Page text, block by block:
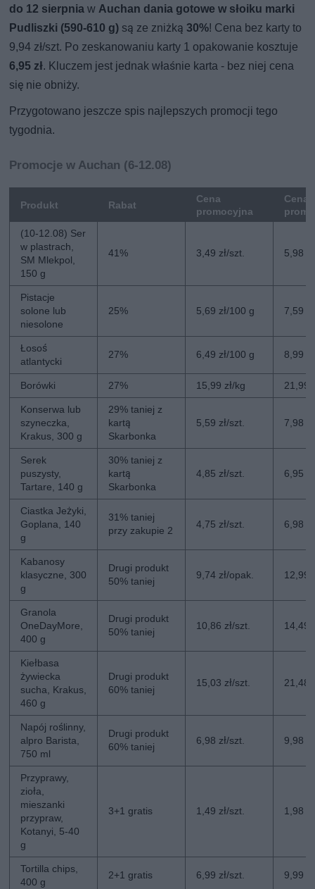
do 12 sierpnia wAuchan dania gotowe w słoiku marki
Pudliszki (590-610 g) są ze zniżką30%! Cena bez karty to
9,94 zł/szt. Po zeskanowaniu karty 1 opakowanie kosztuje
6,95 zł. Kluczem jest jednak właśnie karta - bez niej cena
się nie obniży.
Przygotowano jeszcze spis najlepszych promocji tego
tygodnia.
Promocje w Auchan (6-12.08)
Produkt Rabat
Cena
promocyjna
Cena
(10-12.08) Ser
w plastrach,
SM Mlekpol,
150 g
41% 3,49 zł/szt. 5,98
Pistacje
solone lub
niesolone
25% 5,69 zł/100 g 7,59
Łosoś
atlantycki
27% 6,49 zł/100 g 8,99
Borówki 27% 15,99 zł/kg 21,99
Konserwa lub
szyneczka,
Krakus, 300 g
29% taniej z
kartą
Skarbonka
5,59 zł/szt. 7,98
Serek
puszysty,
Tartare, 140 g
30% taniej z
kartą
Skarbonka
4,85 zł/szt. 6,95
Ciastka Jeżyki,
Goplana, 140
g
31% taniej
przy zakupie 2
4,75 zł/szt. 6,98
Kabanosy
klasyczne, 300
g
Drugi produkt
50% taniej
9,74 zł/opak. 12,99
Granola
OneDayMore,
400 g
Drugi produkt
50% taniej
10,86 zł/szt. 14,49
Kiełbasa
żywiecka
sucha, Krakus,
460 g
Drugi produkt
60% taniej
15,03 zł/szt. 21,48
Napój roślinny,
alpro Barista,
750 ml
Drugi produkt
60% taniej
6,98 zł/szt. 9,98
Przyprawy,
zioła,
mieszanki
przypraw,
Kotanyi, 5-40
g
3+1 gratis 1,49 zł/szt. 1,98
Tortilla chips,
400 g
2+1 gratis 6,99 zł/szt. 9,99